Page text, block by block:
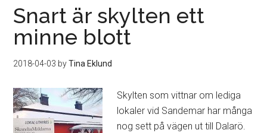
återvinner
väl?
Snart är skylten ett
minne blott
2018-04-03 byTina Eklund
Skylten som vittnar om lediga
lokaler vid Sandemar har många
nog sett på vägen ut till Dalarö.